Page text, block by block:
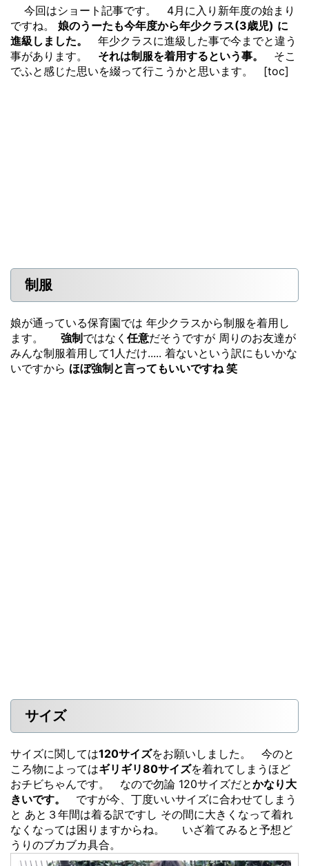
今回はショート記事です。 4月に入り新年度の始まり
ですね。 娘のうーたも今年度から年少クラス(3歳児) に
進級しました。
年少クラスに進級した事で今までと違う
事があります。 それは制服を着用するという事。
そこ
でふと感じた思いを綴って行こうかと思います。 [toc]
制服
娘が通っている保育園では 年少クラスから制服を着用し
ます。 強制 ではなく 任意だそうですが 周りのお友達が
みんな制服着用して1人だけ..... 着ないという訳にもいかな
いですから ほぼ強制と言ってもいいですね 笑
サイズ
サイズに関しては120サイズをお願いしました。 今のと
ころ物によってはギリギリ80サイズを着れてしまうほど
おチビちゃんです。 なので勿論 120サイズだとかなり大
きいです。
ですが今、丁度いいサイズに合わせてしまう
と あと３年間は着る訳ですし その間に大きくなって着れ
なくなっては困りますからね。 いざ着てみると予想ど
うりのブカブカ具合。